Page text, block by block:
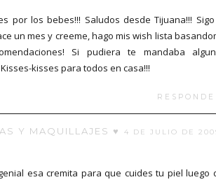
por los bebes!!! Saludos desde Tijuana!!!
un mes y creeme, hago mis wish lista
Si pudiera te mandaba
kisses para todos en casa!!!
Y MAQUILLAJES ♥
4 DE JULIO DE
esa cremita para que cuides tu piel luego